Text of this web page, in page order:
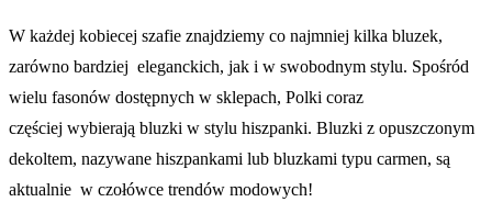
W każdej kobiecej szafie znajdziemy co najmniej kilka bluzek,
zarówno bardziej eleganckich, jak i w swobodnym stylu. Spośród
wielu fasonów dostępnych w sklepach, Polki coraz
częściej wybierają bluzki w stylu hiszpanki. Bluzki z opuszczonym
dekoltem, nazywane hiszpankami lub bluzkami typu carmen, są
aktualnie w czołówce trendów modowych!